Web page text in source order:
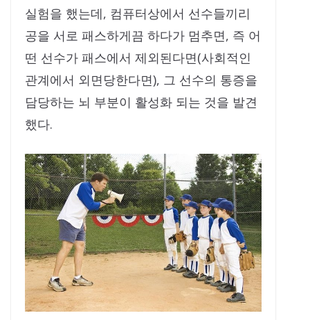
실험을 했는데, 컴퓨터상에서 선수들끼리
공을 서로 패스하게끔 하다가 멈추면, 즉 어
떤 선수가 패스에서 제외된다면(사회적인
관계에서 외면당한다면), 그 선수의 통증을
담당하는 뇌 부분이 활성화 되는 것을 발견
했다.